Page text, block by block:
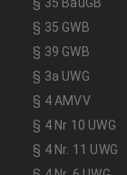
§ 35 GWB
§ 39 GWB
§ 3a UWG
§ 4 AMVV
§ 4 Nr 10 UWG
§ 4 Nr. 11 UWG